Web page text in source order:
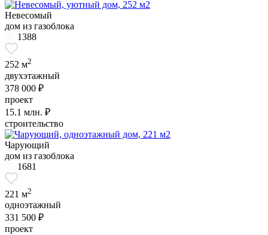
Невесомый
дом из газоблока
1388
252 м2
двухэтажный
378 000 ₽
проект
15.1 млн. ₽
строительство
Чарующий
дом из газоблока
1681
221 м2
одноэтажный
331 500 ₽
проект